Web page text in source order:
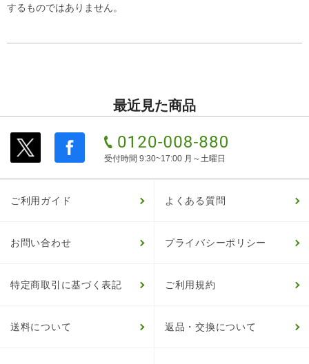
するものではありません。
最近見た商品
受付時間 9:30~17:00 月～土曜日
ご利用ガイド よくある質問
お問い合わせ プライバシーポリシー
特定商取引に基づく表記 ご利用規約
送料について 返品・交換について